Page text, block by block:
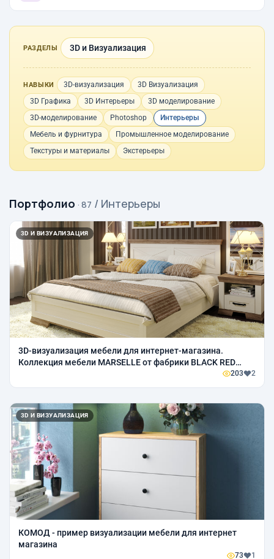
РАЗДЕЛЫ 3D и Визуализация
НАВЫКИ 3D-визуализация
3D Визуализация
3D Графика
3D Интерьеры
3D моделирование
3D-моделирование
Photoshop
Интерьеры
Мебель и фурнитура
Промышленное моделирование
Текстуры и материалы
Экстерьеры
Портфолио · 87 / Интерьеры
3D И ВИЗУАЛИЗАЦИЯ
3D-визуализация мебели для интернет-магазина.
Коллекция мебели MARSELLE от фабрики BLACK RED
203 2
3D И ВИЗУАЛИЗАЦИЯ
КОМОД - пример визуализации мебели для интернет
магазина
73 1